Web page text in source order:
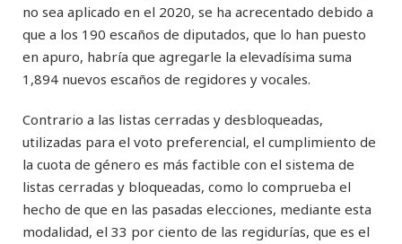
no sea aplicado en el 2020, se ha acrecentado debido a
que a los 190 escaños de diputados, que lo han puesto
en apuro, habría que agregarle la elevadísima suma
1,894 nuevos escaños de regidores y vocales.
Contrario a las listas cerradas y desbloqueadas,
utilizadas para el voto preferencial, el cumplimiento de
la cuota de género es más factible con el sistema de
listas cerradas y bloqueadas, como lo comprueba el
hecho de que en las pasadas elecciones, mediante esta
modalidad, el 33 por ciento de las regidurías, que es el